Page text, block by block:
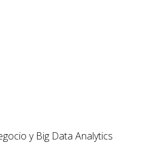
y Big Data Analytics